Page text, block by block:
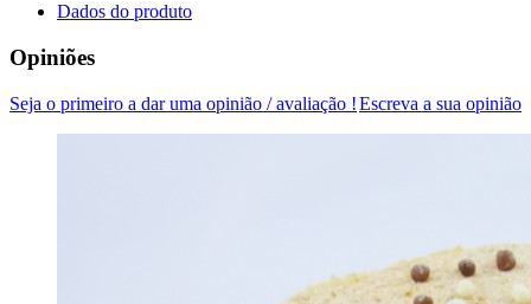
Dados do produto
Opiniões
Escreva a sua opinião
Seja o primeiro a dar uma opinião / avaliação !